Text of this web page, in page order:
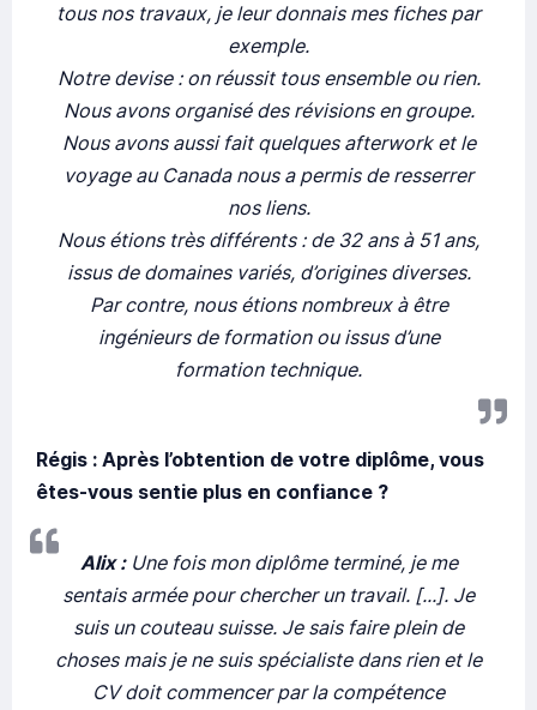
tous nos travaux, je leur donnais mes fiches par
exemple.
Notre devise : on réussit tous ensemble ou rien.
Nous avons organisé des révisions en groupe.
Nous avons aussi fait quelques afterwork et le
voyage au Canada nous a permis de resserrer
nos liens.
Nous étions très différents : de 32 ans à 51 ans,
issus de domaines variés, d’origines diverses.
Par contre, nous étions nombreux à être
ingénieurs de formation ou issus d’une
formation technique.
Régis : Après l’obtention de votre diplôme, vous
êtes-vous sentie plus en confiance ?
Alix :Une fois mon diplôme terminé, je me
sentais armée pour chercher un travail. [...]. Je
suis un couteau suisse. Je sais faire plein de
choses mais je ne suis spécialiste dans rien et le
CV doit commencer par la compétence